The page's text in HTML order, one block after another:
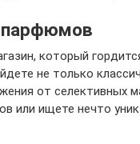
парфюмов
который
не только
от селективных
или ищете нечто